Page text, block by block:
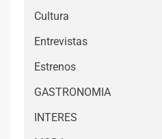
Cultura
Entrevistas
Estrenos
GASTRONOMIA
INTERES